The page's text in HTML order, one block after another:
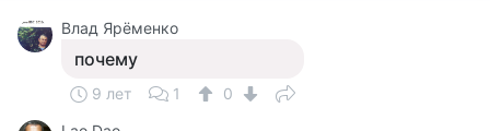
Влад Ярёменко
почему
9 лет 1
0